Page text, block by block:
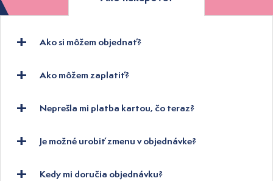
Ako si môžem objednať?
Ako môžem zaplatiť?
Neprešla mi platba kartou, čo teraz?
Je možné urobiť zmenu v objednávke?
Kedy mi doručia objednávku?